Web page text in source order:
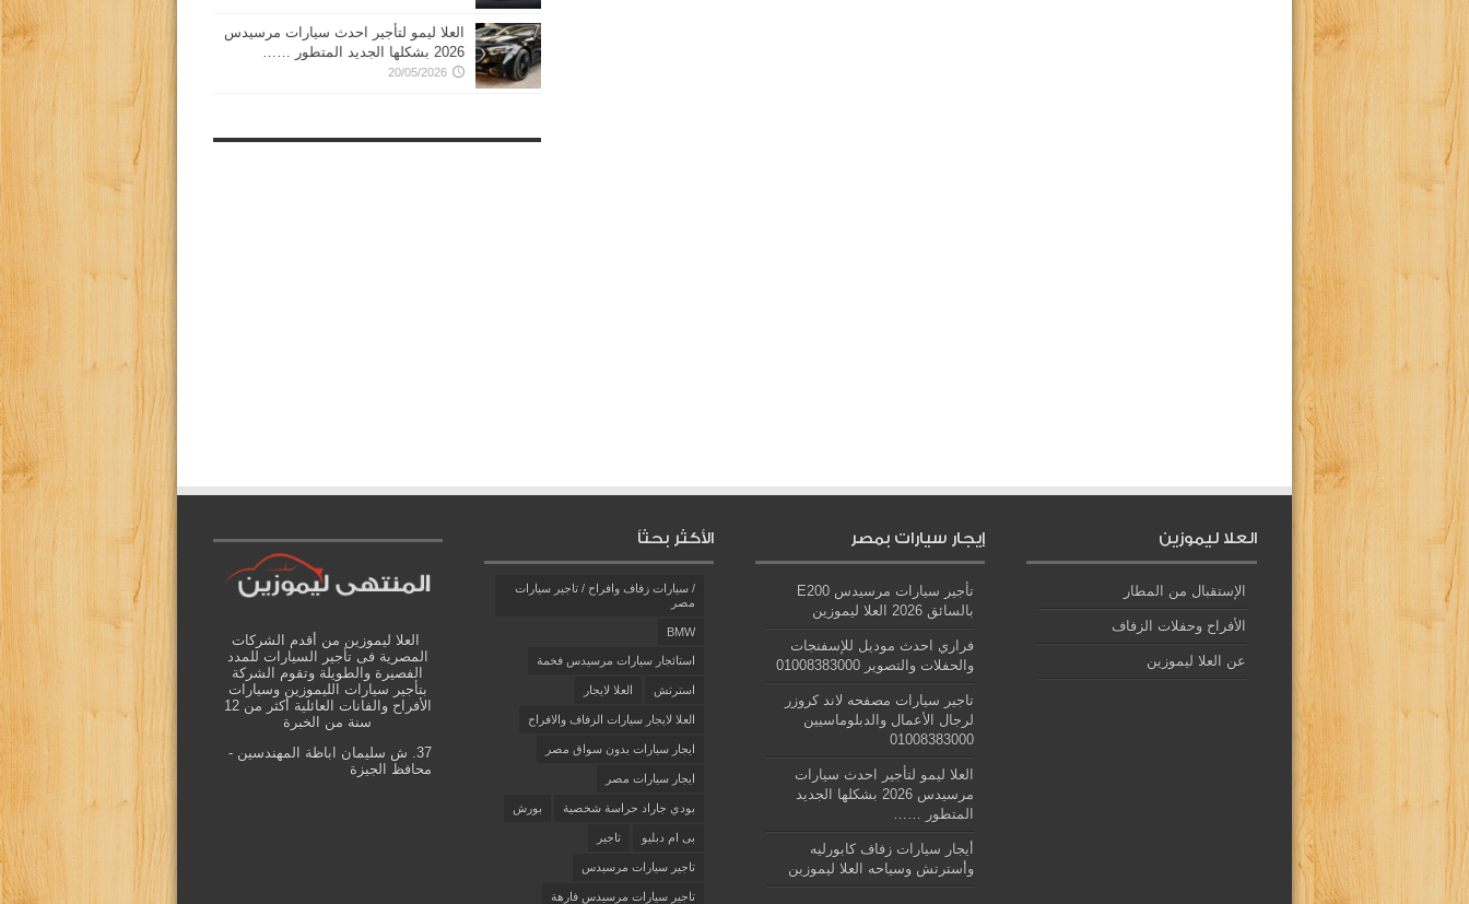
العلا ليمو لتأجير احدث سيارات مرسيدس
2026 بشكلها الجديد المتطور ……
20/05/2026
العلا ليموزين
الإستقبال من المطار
الأفراح وحفلات الزفاف
عن العلا ليموزين
إيجار سيارات بمصر
تأجير سيارات مرسيدس E200
بالسائق 2026 العلا ليموزين
فراري احدث موديل للإسفنجات
والحفلات والتصوير 01008383000
تاجير سيارات مصفحه لاند كروزر
لرجال الأعمال والدبلوماسيين
01008383000
العلا ليمو لتأجير احدث سيارات
مرسيدس 2026 بشكلها الجديد
المتطور ……
أيجار سيارات زفاف كابورليه
وأسترتش وسياحه العلا ليموزين
الأكثر بحثاً
/ سيارات زفاف وافراح / تاجير سيارات
مصر
BMW
استائجار سيارات مرسيدس فخمة
استرتش العلا لايجار
العلا لايجار سيارات الزفاف والافراح
ايجار سيارات بدون سواق مصر
ايجار سيارات مصر
بودي جاراد حراسة شخصية بورش
بى ام دبليو تاجير
تاجير سيارات مرسيدس
تاجير سيارات مرسيدس فارهة
العلا ليموزين من أقدم الشركات
المصرية فى تأجير السيارات للمدد
الفصيرة والطويلة وتقوم الشركة
بتأجير سيارات الليموزين وسيارات
الأفراح والفانات العائلية أكثر من 12
سنة من الخبرة
37. ش سليمان اباظة المهندسين -
محافظ الجيزة